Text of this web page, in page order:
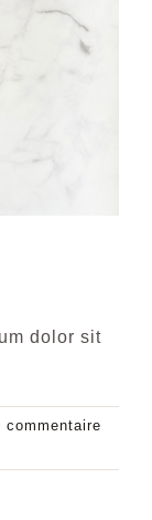
dolor sit
commentaire